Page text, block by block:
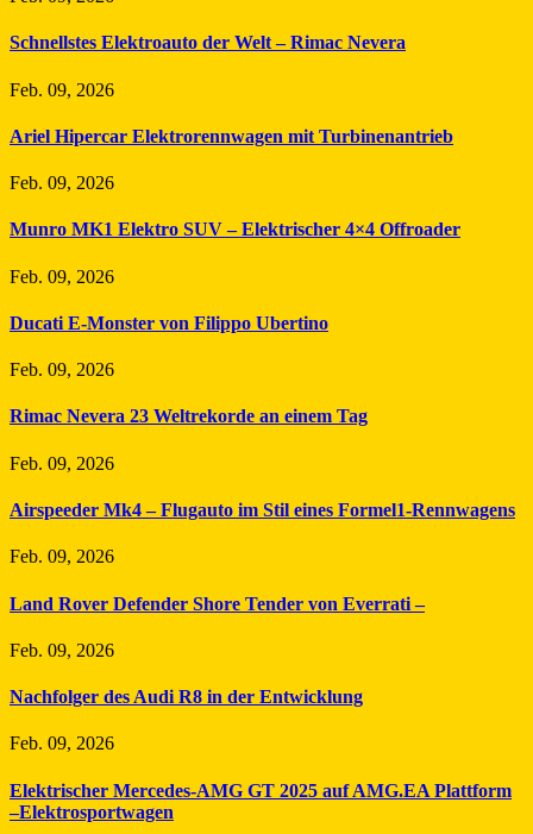
Schnellstes Elektroauto der Welt – Rimac Nevera
Feb. 09, 2026
Ariel Hipercar Elektrorennwagen mit Turbinenantrieb
Feb. 09, 2026
Munro MK1 Elektro SUV – Elektrischer 4×4 Offroader
Feb. 09, 2026
Ducati E-Monster von Filippo Ubertino
Feb. 09, 2026
Rimac Nevera 23 Weltrekorde an einem Tag
Feb. 09, 2026
Airspeeder Mk4 – Flugauto im Stil eines Formel1-Rennwagens
Feb. 09, 2026
Land Rover Defender Shore Tender von Everrati –
Feb. 09, 2026
Nachfolger des Audi R8 in der Entwicklung
Feb. 09, 2026
Elektrischer Mercedes-AMG GT 2025 auf AMG.EA Plattform
–Elektrosportwagen